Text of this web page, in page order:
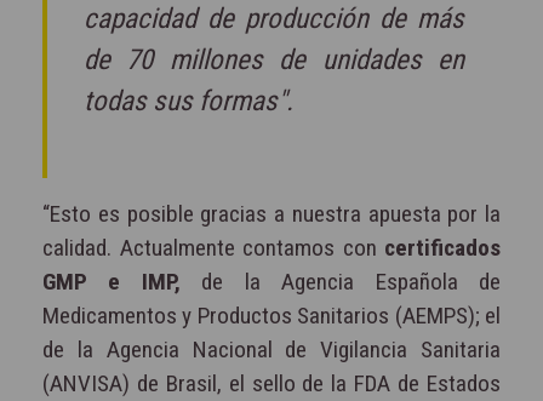
capacidad de producción de más
de 70 millones de unidades en
todas sus formas".
“Esto es posible gracias a nuestra apuesta por la
calidad. Actualmente contamos con certificados
GMP e IMP, de la Agencia Española de
Medicamentos y Productos Sanitarios (AEMPS); el
de la Agencia Nacional de Vigilancia Sanitaria
(ANVISA) de Brasil, el sello de la FDA de Estados